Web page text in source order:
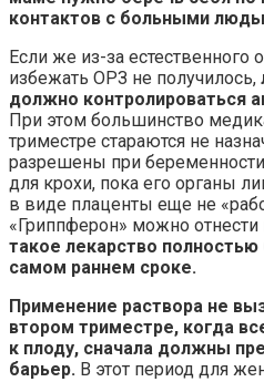
контактов с больными
Если же из-за естественного
избежать ОРЗ не получилось,
должно контролироваться
При этом большинство
триместре стараются не
разрешены при
для крохи, пока его органы
в виде плаценты еще не
«Гриппферон» можно
такое лекарство
самом раннем сроке.
Применение раствора не
втором триместре, когда
к плоду, сначала должны
барьер. В этот период для